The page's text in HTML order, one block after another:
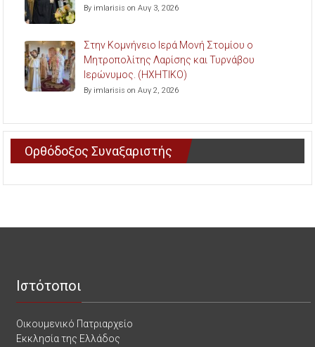
By imlarisis on Αυγ 3, 2026
Στην Κομνήνειο Ιερά Μονή Στομίου ο
Μητροπολίτης Λαρίσης και Τυρνάβου
Ιερώνυμος. (ΗΧΗΤΙΚΟ)
By imlarisis on Αυγ 2, 2026
Ορθόδοξος Συναξαριστής
Ιστότοποι
Οικουμενικό Πατριαρχείο
Εκκλησία της Ελλάδος